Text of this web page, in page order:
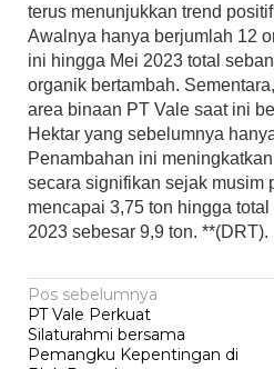
terus menunjukkan trend
Awalnya hanya berjumlah 12
ini hingga Mei 2023 total
organik bertambah.
area binaan PT Vale saat ini
Hektar yang sebelumnya
Penambahan ini
secara signifikan sejak musim
mencapai 3,75 ton hingga
2023 sebesar 9,9 ton. **(DRT).
Navigasi
pos
Pos sebelumnya
PT Vale Perkuat
Silaturahmi bersama
Pemangku Kepentingan di